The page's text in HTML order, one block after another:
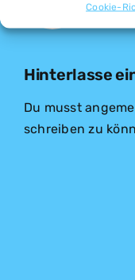
Cookie-
Hinterlasse
Du musst
schreiben zu